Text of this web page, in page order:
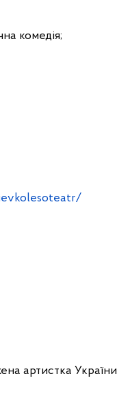
комедія;
артистка України